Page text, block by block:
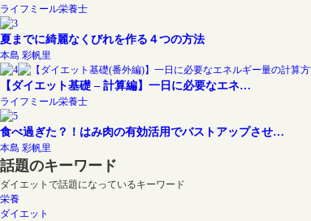
ライフミール栄養士
夏までに綺麗なくびれを作る４つの方法
本島 彩帆里
【ダイエット基礎 – 計算編】一日に必要なエネ…
ライフミール栄養士
食べ過ぎた？！はみ肉の有効活用でバストアップさせ…
本島 彩帆里
話題のキーワード
ダイエットで話題になっているキーワード
栄養
ダイエット